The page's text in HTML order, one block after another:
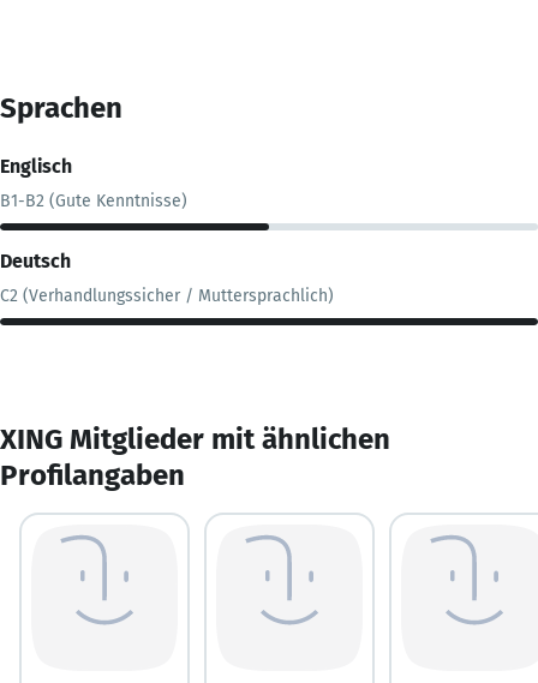
Sprachen
Englisch
B1-B2 (Gute Kenntnisse)
Deutsch
C2 (Verhandlungssicher / Muttersprachlich)
XING Mitglieder mit ähnlichen
Profilangaben